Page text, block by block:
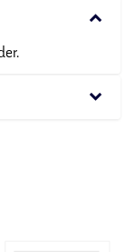
keyboard_arrow_down
keyboard_arrow_down